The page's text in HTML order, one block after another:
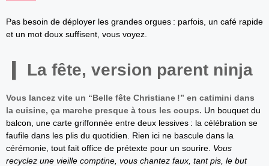
Pas besoin de déployer les grandes orgues : parfois, un café rapide
et un mot doux suffisent, vous voyez.
La fête, version parent ninja
Vous lancez vite un “Belle fête Christiane !” en catimini dans
la cuisine, ça marche presque à tous les coups. Un bouquet du
balcon, une carte griffonnée entre deux lessives : la célébration se
faufile dans les plis du quotidien. Rien ici ne bascule dans la
cérémonie, tout fait office de prétexte pour un sourire. Vous
recyclez une vieille comptine, vous chantez faux, tant pis, le but